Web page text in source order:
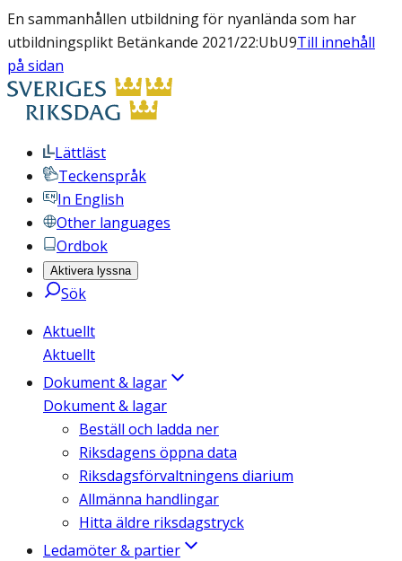
En sammanhållen utbildning för nyanlända som har
utbildningsplikt Betänkande 2021/22:UbU9Till innehåll
på sidan
Lättläst
Teckenspråk
In English
Other languages
Ordbok
Aktivera lyssna
Sök
Aktuellt
Aktuellt
Dokument & lagar
Dokument & lagar
Beställ och ladda ner
Riksdagens öppna data
Riksdagsförvaltningens diarium
Allmänna handlingar
Hitta äldre riksdagstryck
Ledamöter & partier